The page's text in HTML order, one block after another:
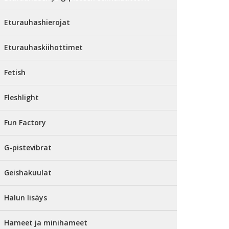
Eturauhashierojat
Eturauhaskiihottimet
Fetish
Fleshlight
Fun Factory
G-pistevibrat
Geishakuulat
Halun lisäys
Hameet ja minihameet